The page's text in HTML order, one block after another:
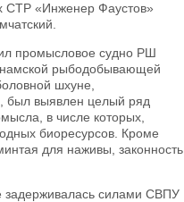
СТР «Инженер Фаустов»
промысловое судно РШ
рыбодобывающей
шхуне,
был выявлен целый ряд
в числе которых,
биоресурсов. Кроме
для наживы, законность
задерживалась силами СВПУ